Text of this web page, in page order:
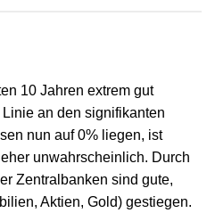
10 Jahren extrem gut
an den signifikanten
nun auf 0% liegen, ist
unwahrscheinlich. Durch
Zentralbanken sind gute,
Aktien, Gold) gestiegen.